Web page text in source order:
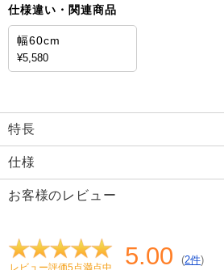
仕様違い・関連商品
幅60cm
¥5,580
特長
仕様
お客様のレビュー
レビュー評価5点満点中 5.00 (2件)